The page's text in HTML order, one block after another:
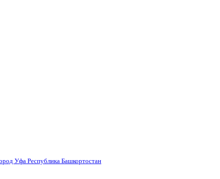
Уфа Республика Башкортостан